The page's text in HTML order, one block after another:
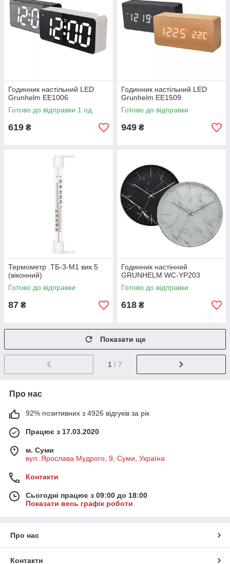
Годинник настільний LED
Grunhelm EE1006
Готово до відправки 1 од.
619 ₴
Годинник настільний LED
Grunhelm EE1509
Готово до відправки
949 ₴
Термометр .ТБ-3-М1 вик 5
(віконний)
Готово до відправки
87 ₴
Годинник настінний
GRUNHELM WC-YP203
Готово до відправки
618 ₴
Показати ще
1 / 7
Про нас
92% позитивних з 4926 відгуків за рік
Працює з 17.03.2020
м. Суми
вул. Ярослава Мудрого, 9, Суми, Україна
Контакти
Сьогодні працює з 09:00 до 18:00
Показати весь графік роботи
Про нас
Контакти